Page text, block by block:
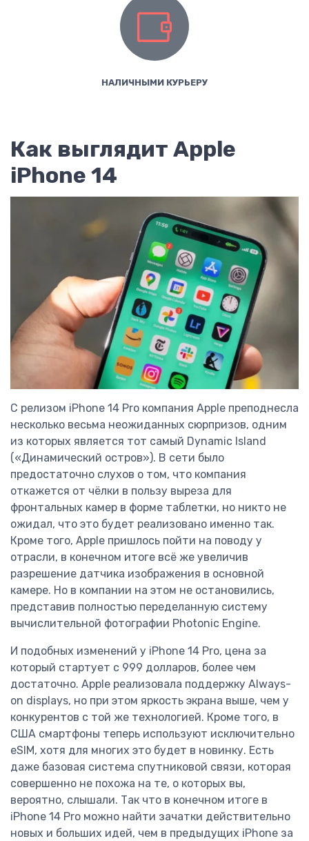
НАЛИЧНЫМИ КУРЬЕРУ
Как выглядит Apple
iPhone 14
С релизом iPhone 14 Pro компания Apple преподнесла
несколько весьма неожиданных сюрпризов, одним
из которых является тот самый Dynamic Island
(«Динамический остров»). В сети было
предостаточно слухов о том, что компания
откажется от чёлки в пользу выреза для
фронтальных камер в форме таблетки, но никто не
ожидал, что это будет реализовано именно так.
Кроме того, Apple пришлось пойти на поводу у
отрасли, в конечном итоге всё же увеличив
разрешение датчика изображения в основной
камере. Но в компании на этом не остановились,
представив полностью переделанную систему
вычислительной фотографии Photonic Engine.
И подобных изменений у iPhone 14 Pro, цена за
который стартует с 999 долларов, более чем
достаточно. Apple реализовала поддержку Always-
on displays, но при этом яркость экрана выше, чем у
конкурентов с той же технологией. Кроме того, в
США смартфоны теперь используют исключительно
eSIM, хотя для многих это будет в новинку. Есть
даже базовая система спутниковой связи, которая
совершенно не похожа на те, о которых вы,
вероятно, слышали. Так что в конечном итоге в
iPhone 14 Pro можно найти зачатки действительно
новых и больших идей, чем в предыдущих iPhone за